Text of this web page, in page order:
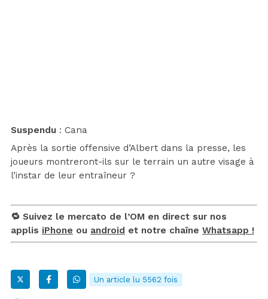
Suspendu : Cana
Après la sortie offensive d’Albert dans la presse, les
joueurs montreront-ils sur le terrain un autre visage à
l’instar de leur entraîneur ?
🔁 Suivez le mercato de l’OM en direct sur nos
applis iPhone ou android et notre chaîne Whatsapp !
Un article lu 5562 fois